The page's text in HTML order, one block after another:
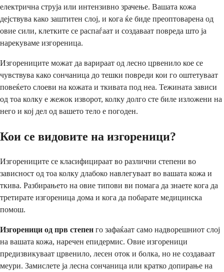
електрична струја или интензивно зрачење. Вашата кожа
дејствува како заштитен слој, и кога ќе биде преоптоварена од
овие сили, клетките се распаѓаат и создаваат повреда што ја
нарекуваме изгореница.
Изгорениците можат да варираат од лесно црвенило кое се
чувствува како сончаница до тешки повреди кои го оштетуваат
повеќето слоеви на кожата и ткивата под неа. Тежината зависи
од тоа колку е жежок изворот, колку долго сте биле изложени на
него и кој дел од вашето тело е погоден.
Кои се видовите на изгореници?
Изгорениците се класифицираат во различни степени во
зависност од тоа колку длабоко навлегуваат во вашата кожа и
ткива. Разбирањето на овие типови ви помага да знаете кога да
третирате изгореница дома и кога да побарате медицинска
помош.
Изгореници од прв степен го зафаќаат само надворешниот слој
на вашата кожа, наречен епидермис. Овие изгореници
предизвикуваат црвенило, лесен оток и болка, но не создаваат
меури. Замислете ја лесна сончаница или кратко допирање на